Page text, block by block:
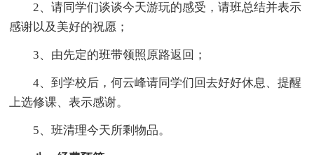
2、请同学们谈谈今天游玩的感受，请班总结并表示
感谢以及美好的祝愿；
3、由先定的班带领照原路返回；
4、到学校后，何云峰请同学们回去好好休息、提醒
上选修课、表示感谢。
5、班清理今天所剩物品。